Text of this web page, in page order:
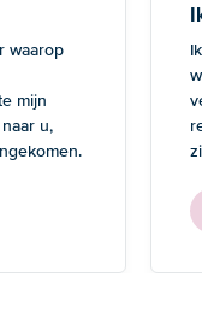
waarop
mijn
u,
te
chat, ...,